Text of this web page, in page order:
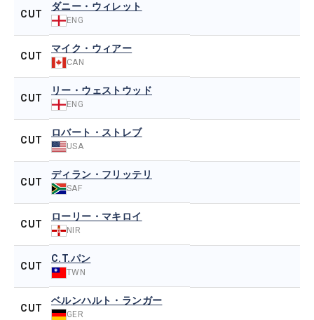
CUT
ダニー・ウィレット
ENG
CUT
マイク・ウィアー
CAN
CUT
リー・ウェストウッド
ENG
CUT
ロバート・ストレブ
USA
CUT
ディラン・フリッテリ
SAF
CUT
ローリー・マキロイ
NIR
CUT
C.T.パン
TWN
CUT
ベルンハルト・ランガー
GER